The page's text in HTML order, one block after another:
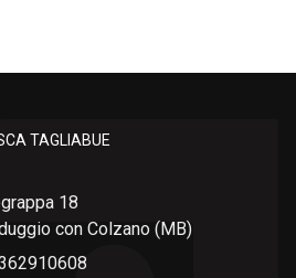
TAGLIABUE
18
con Colzano (MB)